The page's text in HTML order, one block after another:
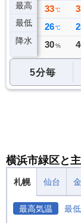
最高
最低
降水
33 ℃
26 ℃
0 ミリ
33 ℃
26 ℃
30 %
5分毎
横浜市緑区と
札幌 仙台
最高気温 最